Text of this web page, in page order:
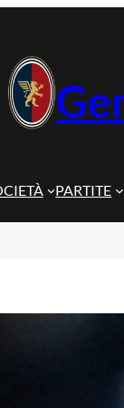
PARTITE